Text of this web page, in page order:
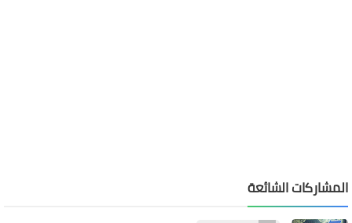
المشاركات الشائعة